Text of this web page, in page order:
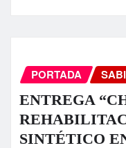
PORTADA
ENTREGA
SINTÉTICO